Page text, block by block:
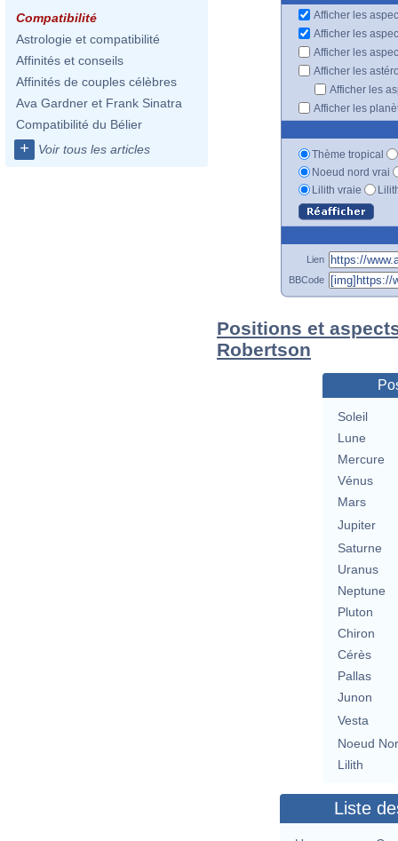
Compatibilité
Astrologie et compatibilité
Affinités et conseils
Affinités de couples célèbres
Ava Gardner et Frank Sinatra
Compatibilité du Bélier
+ Voir tous les articles
Afficher les
Afficher les
Afficher les
Afficher les
Afficher les
Afficher les
Thème tropical
Noeud nord vrai
Lilith vraie
Lien
BBCode
Positions et
Robertson
Soleil
Lune
Mercure
Vénus
Mars
Jupiter
Saturne
Uranus
Neptune
Pluton
Chiron
Cérès
Pallas
Junon
Vesta
Noeud
Lilith
Liste